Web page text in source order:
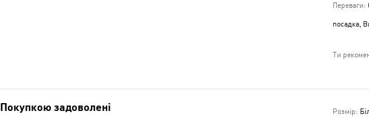
Переваги:
посадка,
Ти
Покупкою задоволені Розмір: